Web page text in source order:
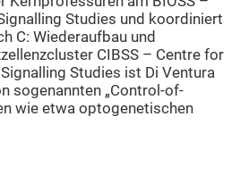
Studies und koordiniert
C: Wiederaufbau und
CIBSS – Centre for
Studies ist Di Ventura
sogenannten „Control-of-
wie etwa optogenetischen